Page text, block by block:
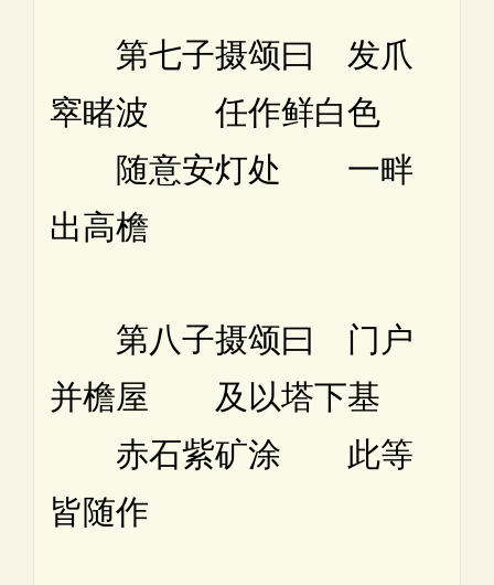
第七子摄颂曰 发爪
窣睹波 任作鲜白色
随意安灯处 一畔
出高檐
第八子摄颂曰 门户
并檐屋 及以塔下基
赤石紫矿涂 此等
皆随作